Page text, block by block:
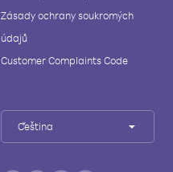
Zásady ochrany soukromých
údajů
Customer Complaints Code
Čeština